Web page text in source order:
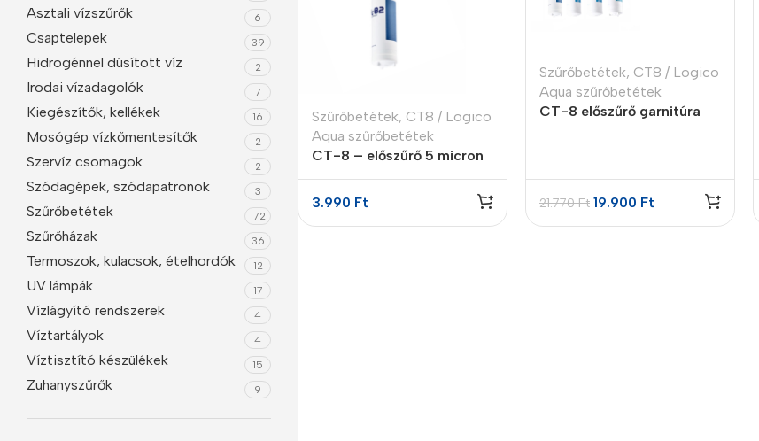
Smartphones
Asztali vízszűrők 6
Csaptelepek 39
Hidrogénnel dúsított víz 2
Irodai vízadagolók 7
Kiegészítők, kellékek 16
Mosógép vízkőmentesítők 2
Szervíz csomagok 2
Szódagépek, szódapatronok 3
Szűrőbetétek 172
Szűrőházak 36
Termoszok, kulacsok, ételhordók 12
UV lámpák 17
Vízlágyító rendszerek 4
Víztartályok 4
Víztisztító készülékek 15
Zuhanyszűrők 9
Szűrőbetétek, CT8 / Logico
Aqua szűrőbetétek
CT-8 – előszűrő 5 micron
(FT4-82)
3.990 Ft
Szűrőbetétek, CT8 / Logico
Aqua szűrőbetétek
CT-8 előszűrő garnitúra
21.770Ft 19.900 Ft